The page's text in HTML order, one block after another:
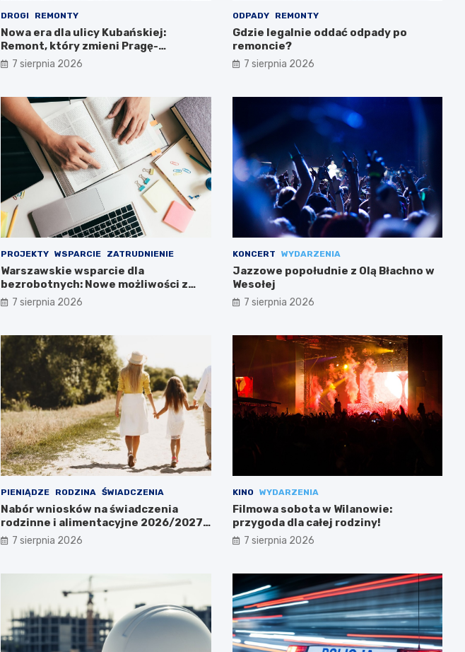
DROGI REMONTY
Nowa era dla ulicy Kubańskiej:
Remont, który zmieni Pragę-
Południe!
7 sierpnia 2026
ODPADY REMONTY
Gdzie legalnie oddać odpady po
remoncie?
7 sierpnia 2026
PROJEKTY WSPARCIE ZATRUDNIENIE
Warszawskie wsparcie dla
bezrobotnych: Nowe możliwości z
projektem FEM III
7 sierpnia 2026
KONCERT WYDARZENIA
Jazzowe popołudnie z Olą Błachno w
Wesołej
7 sierpnia 2026
PIENIĄDZE RODZINA ŚWIADCZENIA
Nabór wniosków na świadczenia
rodzinne i alimentacyjne 2026/2027
już w lipcu!
7 sierpnia 2026
KINO WYDARZENIA
Filmowa sobota w Wilanowie:
przygoda dla całej rodziny!
7 sierpnia 2026